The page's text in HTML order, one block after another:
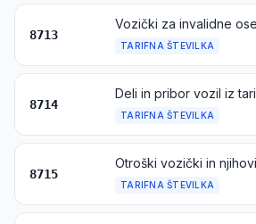
8713
TARIFNA ŠTEVILKA
8714
TARIFNA ŠTEVILKA
8715
Otroški vozički in
TARIFNA ŠTEVILKA